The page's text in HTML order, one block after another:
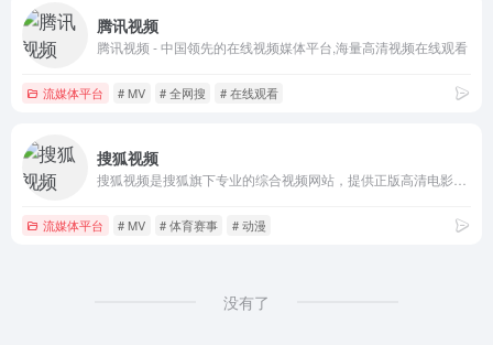
腾讯视频
腾讯视频 - 中国领先的在线视频媒体平台,海量高清视频在线观看
流媒体平台 # MV # 全网搜 # 在线观看
搜狐视频
流媒体平台 # MV # 体育赛事 # 动漫
没有了